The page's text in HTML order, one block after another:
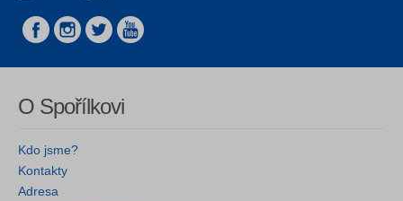
O Spořílkovi
Kdo jsme?
Kontakty
Adresa